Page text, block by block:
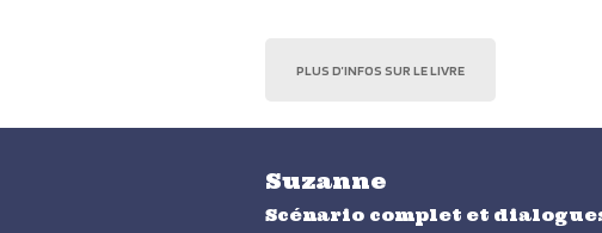
PLUS D’INFOS SUR LE LIVRE
Suzanne
Scénario complet et